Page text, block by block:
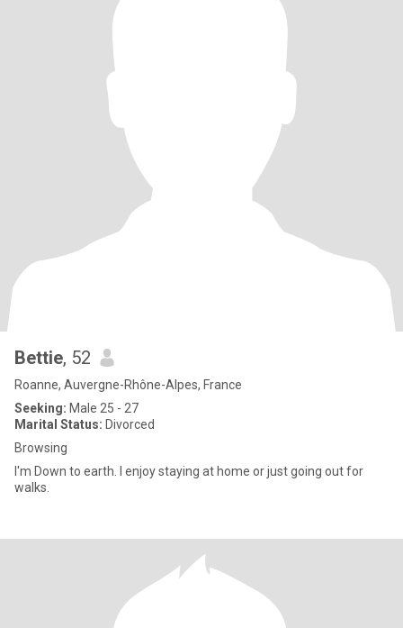
Bettie, 52
Roanne, Auvergne-Rhône-Alpes, France
Seeking: Male 25 - 27
Marital Status: Divorced
Browsing
I'm Down to earth. I enjoy staying at home or just going out for
walks.